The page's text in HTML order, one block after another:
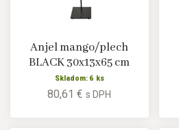
Anjel mango/plech
BLACK 30x13x65 cm
Skladom: 6 ks
80,61 €s DPH